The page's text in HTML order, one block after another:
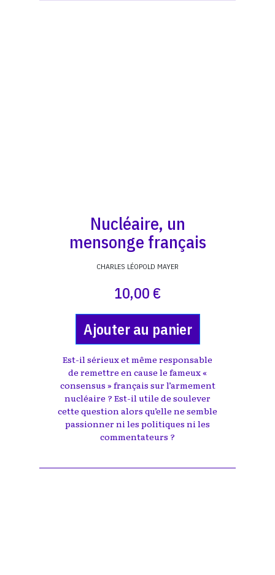
Nucléaire, un
mensonge français
CHARLES LÉOPOLD MAYER
10,00 €
Ajouter au panier
Est-il sérieux et même responsable
de remettre en cause le fameux «
consensus » français sur l’armement
nucléaire ? Est-il utile de soulever
cette question alors qu’elle ne semble
passionner ni les politiques ni les
commentateurs ?